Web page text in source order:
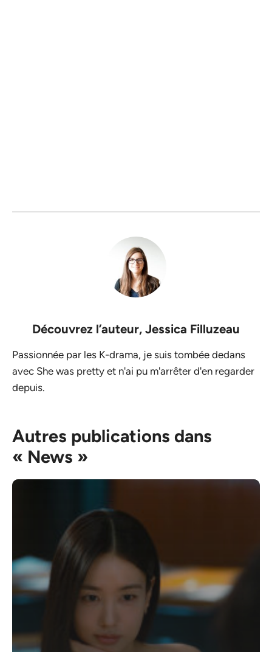
Découvrez l’auteur, Jessica Filluzeau
Passionnée par les K-drama, je suis tombée dedans
avec She was pretty et n'ai pu m'arrêter d'en regarder
depuis.
Autres publications dans
« News »